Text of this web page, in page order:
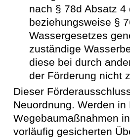
nach § 78d Absatz
beziehungsweise §
Wassergesetzes
zuständige
diese bei durch
der Förderung nicht
Dieser
Neuordnung. Werden
Wegebaumaßnahmen
vorläufig gesicherten